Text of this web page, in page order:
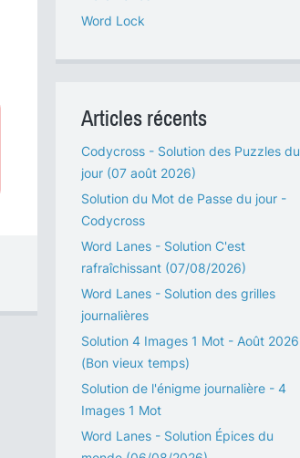
Word Lock
Articles récents
Codycross - Solution des Puzzles du
jour (07 août 2026)
Solution du Mot de Passe du jour -
Codycross
Word Lanes - Solution C'est
rafraîchissant (07/08/2026)
Word Lanes - Solution des grilles
journalières
Solution 4 Images 1 Mot - Août 2026
(Bon vieux temps)
Solution de l'énigme journalière - 4
Images 1 Mot
Word Lanes - Solution Épices du